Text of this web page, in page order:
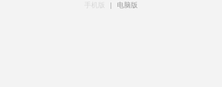
手机版
| 电脑版